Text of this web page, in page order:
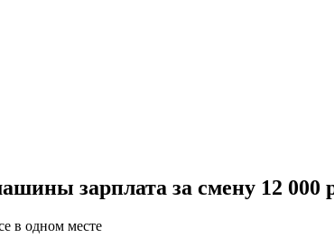
зарплата за смену 12 000
в одном месте